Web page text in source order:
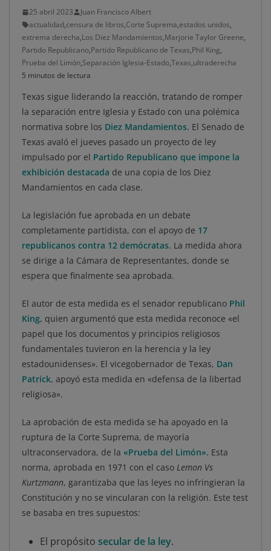
25 abril 2023
Juan Francisco Albert
actualidad,censura de libros,Corte Suprema,estados unidos,
extrema derecha,Los Diez Mandamientos,Marjorie Taylor Greene,
Partido Republicano,Partido Republicano de Texas,Phil King,
Prueba del Limón,Separación Iglesia-Estado,Texas,ultraderecha
5 minutos de lectura
Texas sigue liderando la reacción, tratando de romper
la separación entre Iglesia y Estado con una polémica
normativa sobre los Diez Mandamientos. El Senado de
Texas avaló el jueves pasado un proyecto de ley
impulsado por el Partido Republicano que impone la
exhibición destacada de una copia de los Diez
Mandamientos en cada clase.
La legislación fue aprobada en un debate
completamente partidista, con el apoyo de 17
republicanos contra 12 demócratas. La medida ahora
se dirige a la Cámara de Representantes, donde se
espera que finalmente sea aprobada.
El autor de esta medida es el senador republicano Phil
King, quien argumentó que esta medida reconoce «el
papel que los documentos y principios religiosos
fundamentales tuvieron en la herencia y la ley
estadounidenses». El vicegobernador de Texas, Dan
Patrick, apoyó esta medida en «defensa de la libertad
religiosa».
La aprobación de esta medida se ha apoyado en la
ruptura de la Corte Suprema, de mayoría
ultraconservadora, de la «Prueba del Limón». Esta
norma, aprobada en 1971 con el caso Lemon Vs
Kurtzmann, garantizaba que las leyes no infringieran la
Constitución y no se vincularan con la religión. Este test
se basaba en tres supuestos:
El propósito secular de la ley.